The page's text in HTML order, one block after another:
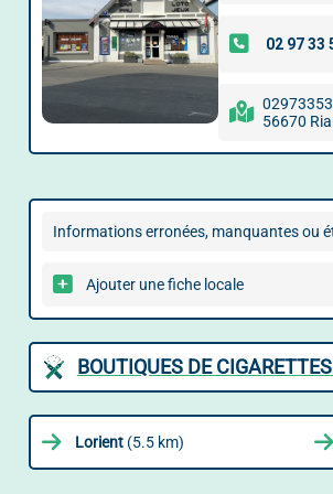
56670
Informations erronées, manquantes ou
Ajouter une fiche locale
BOUTIQUES DE
Lorient (5.5 km)